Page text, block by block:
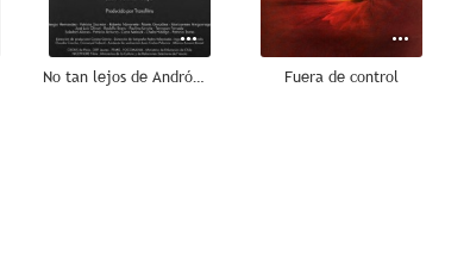
No tan lejos de Andrómeda Fuera de control